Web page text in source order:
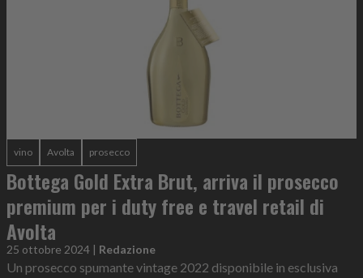
vino Avolta prosecco
Bottega Gold Extra Brut, arriva il prosecco
premium per i duty free e travel retail di
Avolta
25 ottobre 2024 | Redazione
Un prosecco spumante vintage 2022 disponibile in esclusiva